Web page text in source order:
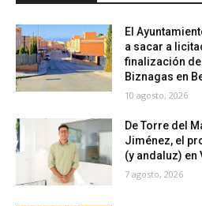
El
a sacar a
finalización
Biznagas en
10 agosto, 2026
De Torre del
Jiménez, el
(y andaluz) en
7 agosto, 2026